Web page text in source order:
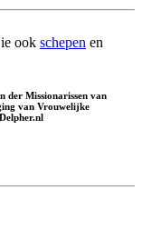
ook schepen en
der Missionarissen van
van Vrouwelijke